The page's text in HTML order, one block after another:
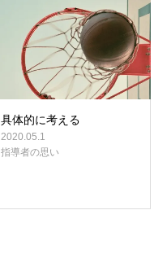
具体的に考える
2020.05.1
指導者の思い